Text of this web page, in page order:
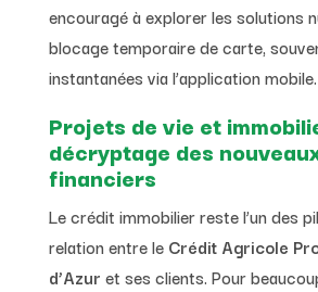
encouragé à explorer les solutions
blocage temporaire de carte,
instantanées via l’application mobile.
Projets de vie et
décryptage des
financiers
Le crédit immobilier reste l’un des
relation entre le Crédit Agricole
d’Azur et ses clients. Pour